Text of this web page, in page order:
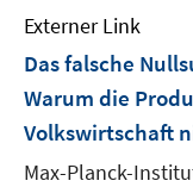
Externer Link
Das falsche
Warum die
Volkswirtschaft
Max-Planck-